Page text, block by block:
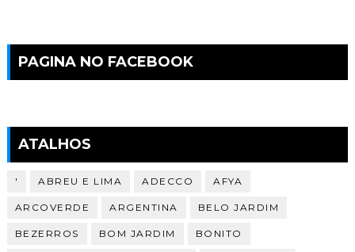
PAGINA NO FACEBOOK
ATALHOS
' ABREU E LIMA ADECCO AFYA
ARCOVERDE ARGENTINA BELO JARDIM
BEZERROS BOM JARDIM BONITO